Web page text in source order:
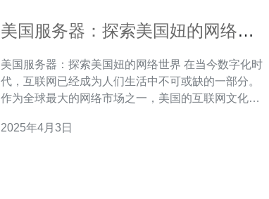
美国服务器：探索美国妞的网络世
美国服务器：探索美国妞的网络世界 在当今数字化时
代，互联网已经成为人们生活中不可或缺的一部分。
作为全球最大的网络市场之一，美国的互联网文化影
网络世界，了解她们在互联网上的活动和文化。 美国
2025年4月3日